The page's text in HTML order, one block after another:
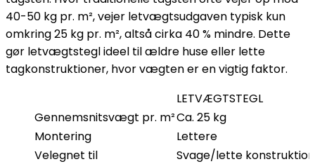
40-50 kg pr. m², vejer letvægtsudgaven typisk kun
omkring 25 kg pr. m², altså cirka 40 % mindre. Dette
gør letvægtstegl ideel til ældre huse eller lette
tagkonstruktioner, hvor vægten er en vigtig faktor.
LETVÆGTSTEGL
Gennemsnitsvægt pr. m²Ca. 25 kg
Montering
Lettere
Velegnet til
Svage/lette